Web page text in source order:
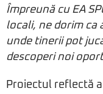
Împreună cu EA
locali, ne dorim ca
unde tinerii pot
descoperi noi
Proiectul reflectă